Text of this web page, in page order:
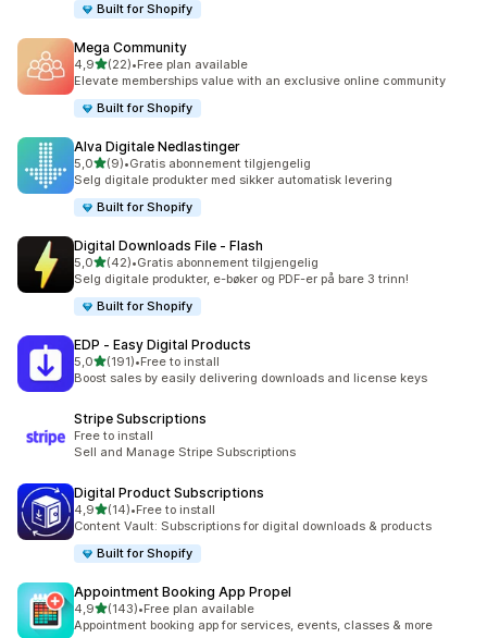
Built for Shopify
Mega Community
4,9av 5 stjerner
(22)
Totalt 22 omtaler
•Free plan available
Elevate memberships value with an exclusive online community
Built for Shopify
Alva Digitale Nedlastinger
5,0av 5 stjerner
(9)
Totalt 9 omtaler
•Gratis abonnement tilgjengelig
Selg digitale produkter med sikker automatisk levering
Built for Shopify
Digital Downloads File ‑ Flash
5,0av 5 stjerner
(42)
Totalt 42 omtaler
•Gratis abonnement tilgjengelig
Selg digitale produkter, e-bøker og PDF-er på bare 3 trinn!
Built for Shopify
EDP ‑ Easy Digital Products
5,0av 5 stjerner
(191)
Totalt 191 omtaler
•Free to install
Boost sales by easily delivering downloads and license keys
Stripe Subscriptions
Free to install
Sell and Manage Stripe Subscriptions
Digital Product Subscriptions
4,9av 5 stjerner
(14)
Totalt 14 omtaler
•Free to install
Content Vault: Subscriptions for digital downloads & products
Built for Shopify
Appointment Booking App Propel
4,9av 5 stjerner
(143)
Totalt 143 omtaler
•Free plan available
Appointment booking app for services, events, classes & more